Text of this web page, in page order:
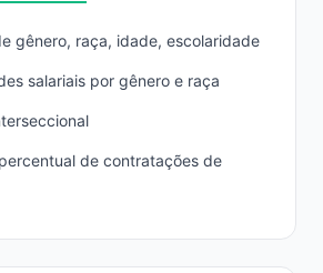
gênero, raça, idade, escolaridade
salariais por gênero e raça
de contratações de